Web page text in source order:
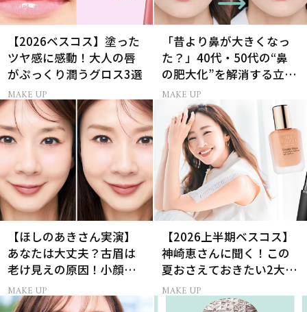
【2026ベスコス】塗った
ツヤ感に感動！大人の唇
がぷっくり潤うグロス3選
MAKE UP
「昔より鼻が大きくなっ
た？」40代・50代の“鼻
の肥大化”を解消する立体
小鼻メイク
MAKE UP
【ほしのあきさん実演】
あなたは大丈夫？古眉は
老け見えの原因！小顔と
目元パッチリを叶える美
眉術
MAKE UP
【2026上半期ベスコス】
神崎恵さんに聞く！この
夏おさえておきたい2大メ
イクトレンド
MAKE UP